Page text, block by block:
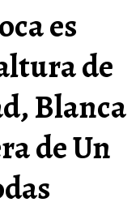
es
de
Blanca
de Un